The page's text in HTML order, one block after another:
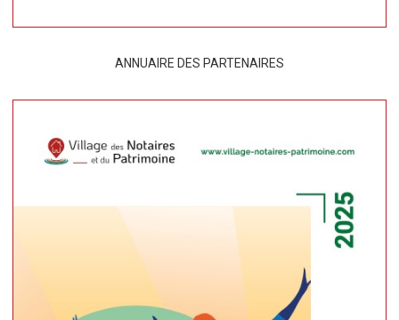
ANNUAIRE DES PARTENAIRES